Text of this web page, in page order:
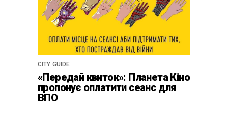
CITY GUIDE
«Передай квиток»: Планета Кіно
пропонує оплатити сеанс для
ВПО